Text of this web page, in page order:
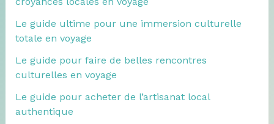
Le guide ultime pour une immersion culturelle
totale en voyage
Le guide pour faire de belles rencontres
culturelles en voyage
Le guide pour acheter de l’artisanat local
authentique